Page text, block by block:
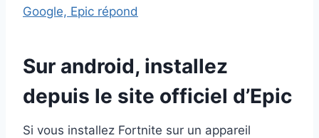
Google, Epic répond
Sur android, installez
depuis le site officiel d’Epic
Si vous installez Fortnite sur un appareil